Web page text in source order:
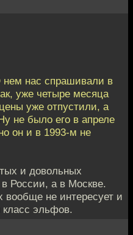
нем нас спрашивали в
уже четыре месяца
уже отпустили, а
не было его в апреле
он и в 1993-м не
и довольных
России, а в Москве.
вообще не интересует и
класс эльфов.